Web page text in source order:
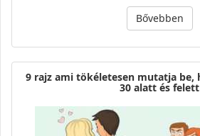
Bővebben
9 rajz ami tökéletesen mutatja be,
30 alatt és felett